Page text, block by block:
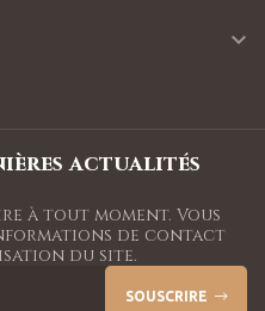

actualités
à tout moment. Vous
de contact
du site.
SOUSCRIRE